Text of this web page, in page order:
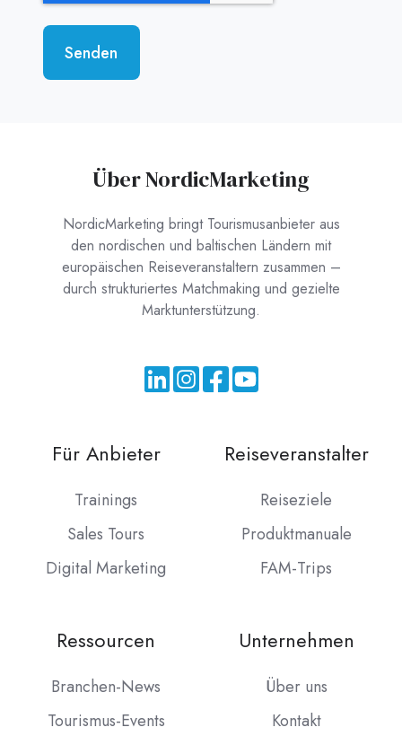
Über NordicMarketing
NordicMarketing bringt Tourismusanbieter aus
den nordischen und baltischen Ländern mit
europäischen Reiseveranstaltern zusammen –
durch strukturiertes Matchmaking und gezielte
Marktunterstützung.
Für Anbieter
Trainings
Sales Tours
Digital Marketing
Reiseveranstalter
Reiseziele
Produktmanuale
FAM-Trips
Ressourcen
Branchen-News
Tourismus-Events
Unternehmen
Über uns
Kontakt